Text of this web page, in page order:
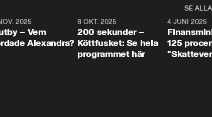
SE ALLA
31:05
2025
– Vem
Alexandra?
4:29
8 OKT. 2025
200 sekunder –
Köttfusket: Se hela
programmet här
4 JUNI 2025
125